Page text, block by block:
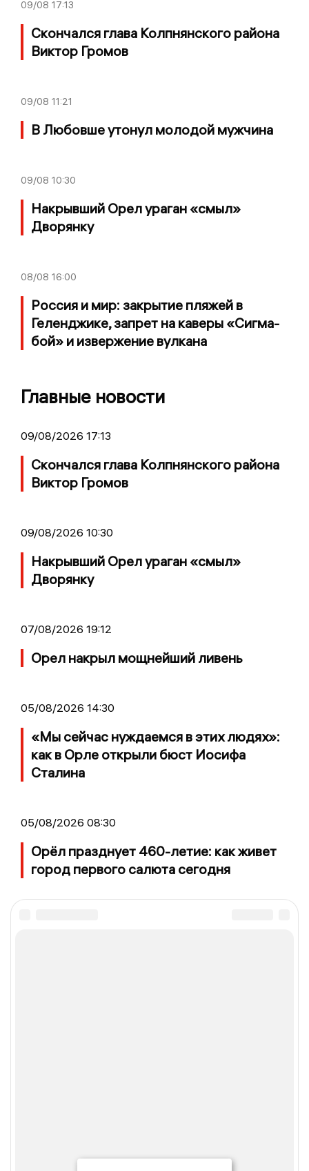
09/08 17:13
Скончался глава Колпнянского района
Виктор Громов
09/08 11:21
В Любовше утонул молодой мужчина
09/08 10:30
Накрывший Орел ураган «смыл»
Дворянку
08/08 16:00
Россия и мир: закрытие пляжей в
Геленджике, запрет на каверы «Сигма-
бой» и извержение вулкана
Главные новости
09/08/2026 17:13
Скончался глава Колпнянского района
Виктор Громов
09/08/2026 10:30
Накрывший Орел ураган «смыл»
Дворянку
07/08/2026 19:12
Орел накрыл мощнейший ливень
05/08/2026 14:30
«Мы сейчас нуждаемся в этих людях»:
как в Орле открыли бюст Иосифа
Сталина
05/08/2026 08:30
Орёл празднует 460-летие: как живет
город первого салюта сегодня